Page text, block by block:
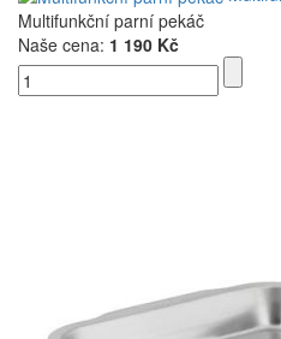
Multifunkční parní pekáč
Naše cena: 1 190 Kč